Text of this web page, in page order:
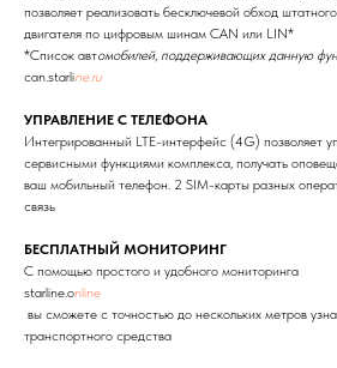
позволяет реализовать бесключевой обход
двигателя по цифровым шинам CAN или LIN*
*Список автомобилей, поддерживающих данную
can.starline.ru
УПРАВЛЕНИЕ С ТЕЛЕФОНА
Интегрированный LTE-интерфейс (4G) позволяет
сервисными функциями комплекса, получать
ваш мобильный телефон. 2 SIM-карты разных
связь
БЕСПЛАТНЫЙ МОНИТОРИНГ
С помощью простого и удобного мониторинга
starline.online
вы сможете с точностью до нескольких метров
транспортного средства